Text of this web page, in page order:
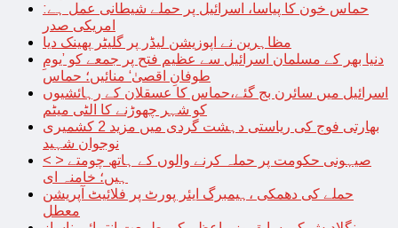
حماس خون کا پیاسا، اسرائیل پر حملے شیطانی عمل ہے:
امریکی صدر
مظاہرین نے اپوزیشن لیڈر پر گلیٹر پھینک دیا
دنیا بھر کے مسلمان اسرائیل سے عظیم فتح پر جمعے کو ’یومِ
طوفانِ اقصیٰ‘ منائیں؛ حماس
اسرائیل میں سائرن بج گئے،حماس کا عسقلان کے رہائشیوں
کو شہر چھوڑنے کا الٹی میٹم
بھارتی فوج کی ریاستی دہشت گردی میں مزید 2 کشمیری
نوجوان شہید
< > صیہونی حکومت پر حملہ کرنے والوں کے ہاتھ چومتے
ہیں؛ خامنہ ای
حملے کی دھمکی ،ہیمبرگ ایئر پورٹ پر فلائیٹ آپریشن
معطل